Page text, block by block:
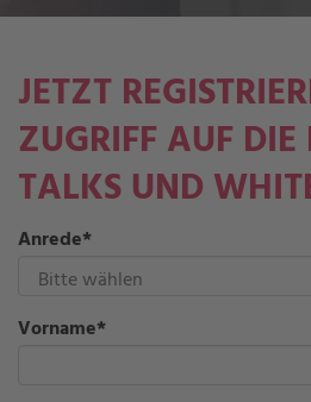
JETZT
ZUGRIFF AUF DIE
TALKS UND
Anrede*
Vorname*